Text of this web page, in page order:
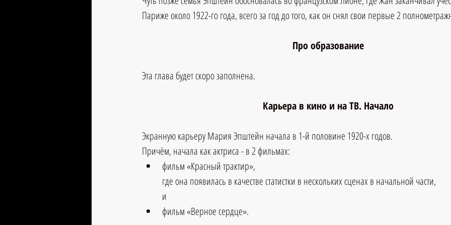
Париже около 1922-го года, всего за год до того, как он снял свои первые 2
Про образование
Эта глава будет скоро заполнена.
Карьера в кино и на ТВ. Начало
Экранную карьеру Мария Эпштейн начала в 1-й половине 1920-х годов.
Причём, начала как актриса - в 2 фильмах:
фильм «Красный трактир»,
где она появилась в качестве статистки в нескольких сценах в начальной части,
и
фильм «Верное сердце».